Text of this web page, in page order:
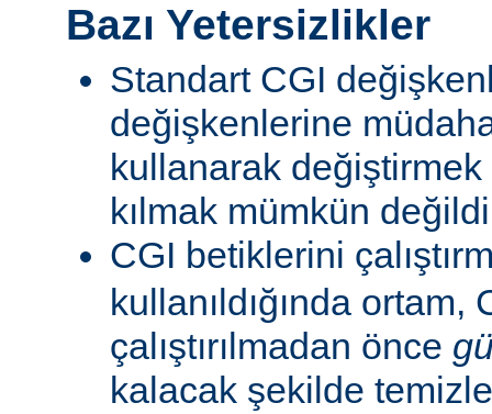
Bazı Yetersizlikler
Standart CGI
değişkenlerine
kullanarak
kılmak mümkün
CGI betiklerini
kullanıldığında ortam,
çalıştırılmadan önce
kalacak şekilde